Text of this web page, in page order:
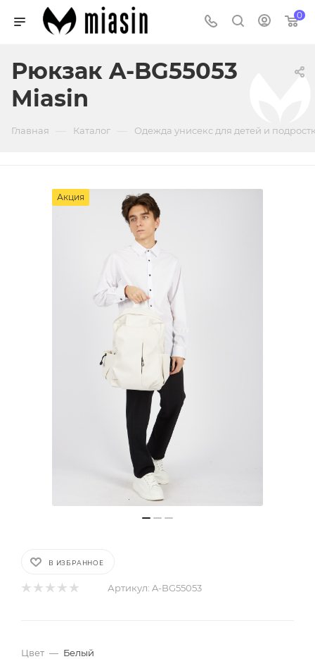
0
Рюкзак A-BG55053
Miasin
Главная Каталог Одежда унисекс для детей и
Акция
В ИЗБРАННОЕ
Артикул: A-BG55053
Цвет — Белый